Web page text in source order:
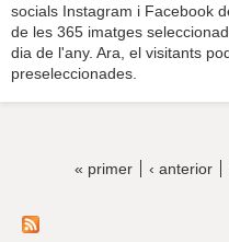
socials Instagram i Facebook
de les 365 imatges
dia de l'any. Ara, el visitants
preseleccionades.
« primer ‹ anterior